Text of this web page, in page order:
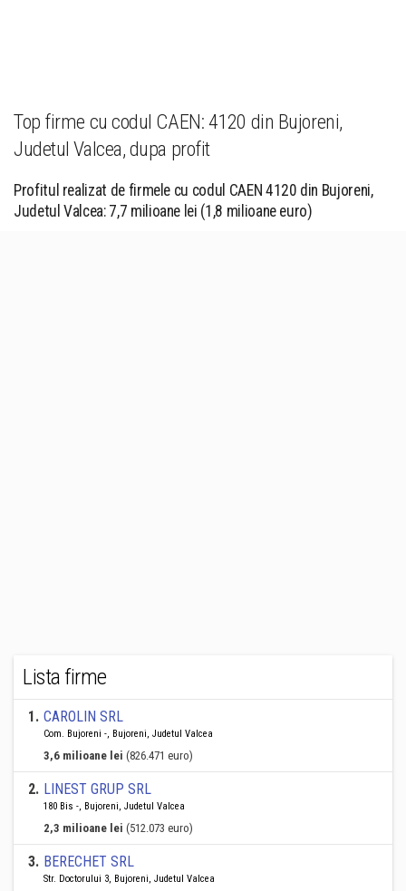
Top firme cu codul CAEN: 4120 din Bujoreni,
Judetul Valcea, dupa profit
Profitul realizat de firmele cu codul CAEN 4120 din Bujoreni,
Judetul Valcea: 7,7 milioane lei (1,8 milioane euro)
Lista firme
1. CAROLIN SRL
Com. Bujoreni -, Bujoreni, Judetul Valcea
3,6 milioane lei (826.471 euro)
2. LINEST GRUP SRL
180 Bis -, Bujoreni, Judetul Valcea
2,3 milioane lei (512.073 euro)
3. BERECHET SRL
Str. Doctorului 3, Bujoreni, Judetul Valcea